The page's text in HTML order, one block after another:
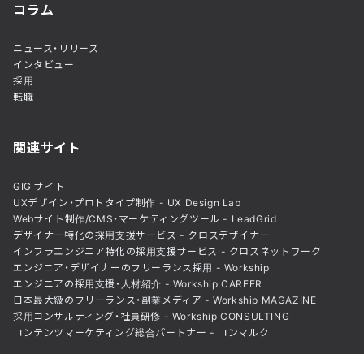
コラム
ニュース・リリース
インタビュー
採用
転職
関連サイト
GIG サイト
UXデザイン・プロトタイプ制作 - UX Design Lab
Webサイト制作/CMS・マーケティングツール - LeadGrid
デザイナー特化の採用支援サービス - クロスデザイナー
インフラエンジニア特化の採用支援サービス - クロスネットワーク
エンジニア・デザイナーのフリーランス採用 - Workship
エンジニアの採用支援・人材紹介 - Workship CAREER
日本最大級のフリーランス・副業メディア - Workship MAGAZINE
採用コンサルティング・社員研修 - Workship CONSULTING
コンテンツマーケティング総合パートナー - コンマルク